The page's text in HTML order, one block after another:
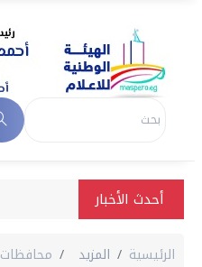
أحدث الأخبار
الرئيسية المزيد محافظات